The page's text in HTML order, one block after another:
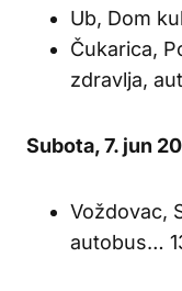
Ub, Dom
Čukarica,
zdravlja,
Subota, 7. jun
Voždovac,
autobus…